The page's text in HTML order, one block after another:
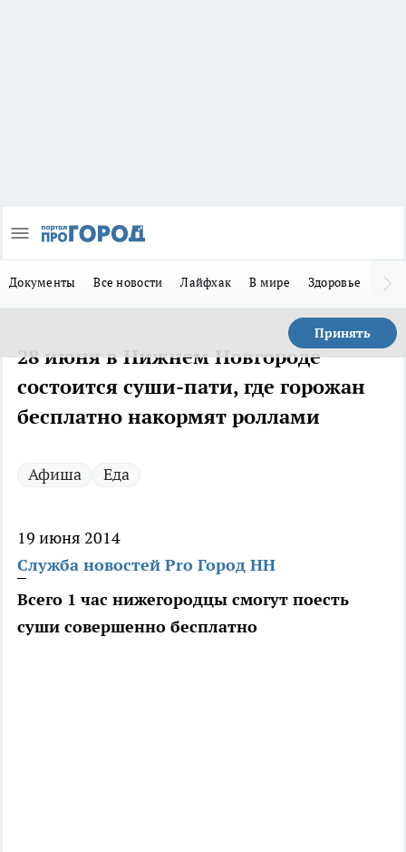
Документы Все новости Лайфхак В мире Здоровье
Принять
28 июня в Нижнем Новгороде
состоится суши-пати, где горожан
бесплатно накормят роллами
Афиша Еда
19 июня 2014
Служба новостей Pro Город НН
Всего 1 час нижегородцы смогут поесть
суши совершенно бесплатно